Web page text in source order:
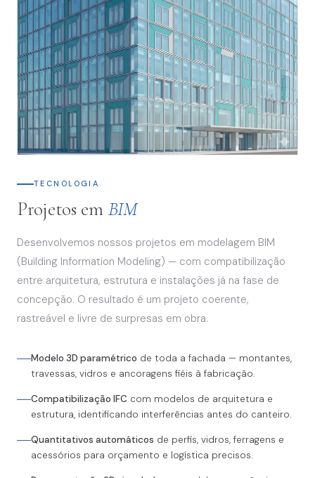
TECNOLOGIA
Projetos em BIM
Desenvolvemos nossos projetos em modelagem BIM
(Building Information Modeling) — com compatibilização
entre arquitetura, estrutura e instalações já na fase de
concepção. O resultado é um projeto coerente,
rastreável e livre de surpresas em obra.
Modelo 3D paramétrico de toda a fachada — montantes,
travessas, vidros e ancoragens fiéis à fabricação.
Compatibilização IFC com modelos de arquitetura e
estrutura, identificando interferências antes do canteiro.
Quantitativos automáticos de perfis, vidros, ferragens e
acessórios para orçamento e logística precisos.